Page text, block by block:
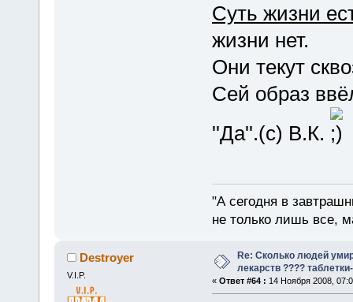
Суть жизни
жизни нет.
Они текут
Сей образ
''Да''.(с) В.К.
"А сегодня в
не только лишь все,
Destroyer
V.I.P.
Re: Сколько людей
лекарств ????
« Ответ #64 : 14 Ноября 2008,